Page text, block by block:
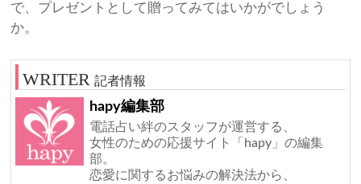
で、プレゼントとして贈ってみてはいかがでしょう
か。
記者情報
hapy編集部
電話占い絆のスタッフが運営する、
女性のための応援サイト「hapy」の編集
部。
恋愛に関するお悩みの解決法から、